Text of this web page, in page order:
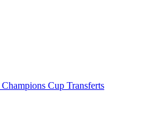
Champions Cup Transferts